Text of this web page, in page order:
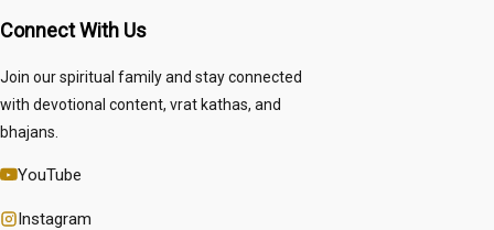
Connect With Us
Join our spiritual family and stay connected
with devotional content, vrat kathas, and
bhajans.
YouTube
Instagram